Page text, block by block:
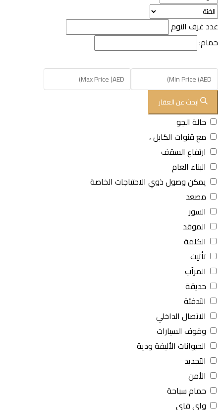
غرف النوم
ابحث عن العقار
حالة الجو
مع قنوات الكابل ،
ارتفاع السقف
البناء العام
يمكن وصول ذوي الاحتياجات الخاصة
مصعد
السور
الموقد
الكلمة
تأثيث
المرآب
حديقة
التدفئة
الاتصال الداخلي
وقوف السيارات
الحيوانات الأليفة ودية
التجديد
الأمن
حمام سباحة
واي فاي